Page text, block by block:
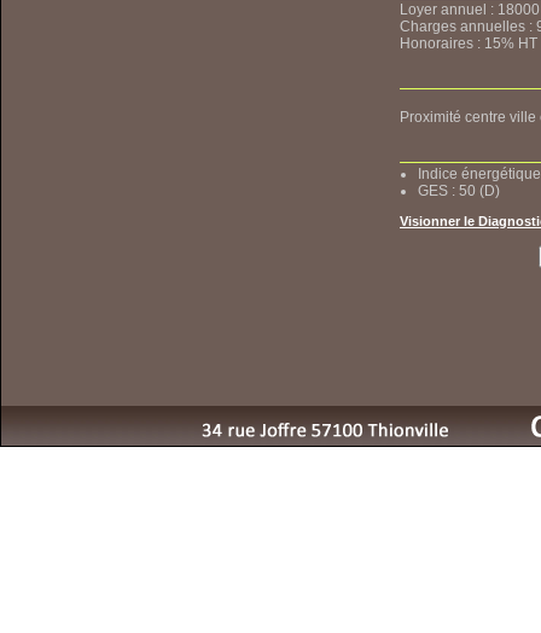
Loyer annuel :
Charges annuelles :
Honoraires : 15%
Proximité centre
Indice
GES : 50 (D)
Visionner le